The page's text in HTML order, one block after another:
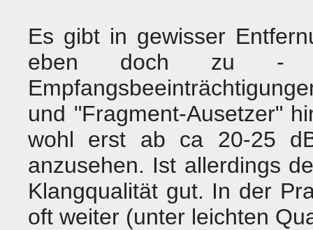
Es gibt in gewisser
eben doch zu
und "Fragment-Ausetzer"
wohl erst ab ca 20-25
anzusehen. Ist allerdings
Klangqualität gut. In der
oft weiter (unter leichten